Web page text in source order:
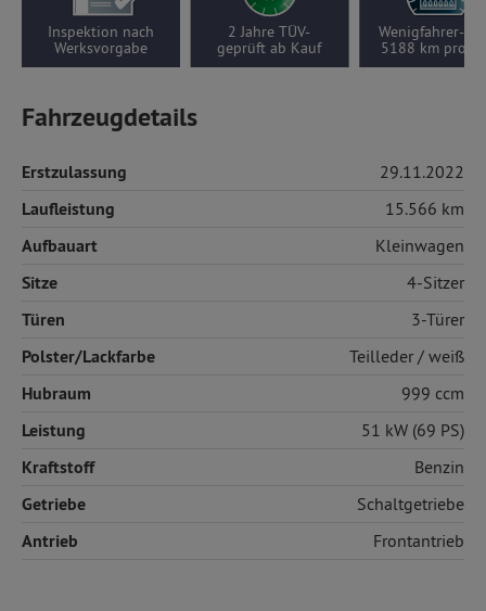
2 Jahre TÜV-
geprüft ab Kauf
Wenigfahrer-Auto,
5188 km pro Jahr
Nur 1
Vorbesitzer
Fahrzeugdetails
Erstzulassung 29.11.2022
Laufleistung 15.566 km
Aufbauart Kleinwagen
Sitze 4-Sitzer
Türen 3-Türer
Polster/Lackfarbe Teilleder / weiß
Hubraum 999 ccm
Leistung 51 kW (69 PS)
Kraftstoff Benzin
Getriebe Schaltgetriebe
Antrieb Frontantrieb